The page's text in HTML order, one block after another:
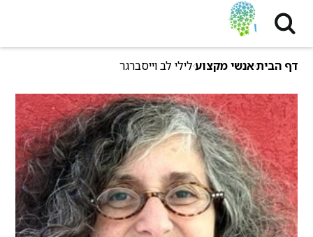
דף הביתאנשי מקצועלילי לב וייסברגר